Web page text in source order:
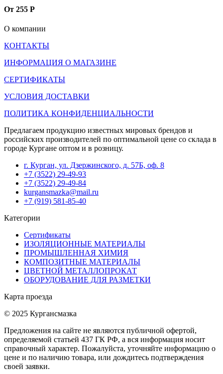
От 255 Р
О компании
КОНТАКТЫ
ИНФОРМАЦИЯ О МАГАЗИНЕ
СЕРТИФИКАТЫ
УСЛОВИЯ ДОСТАВКИ
ПОЛИТИКА КОНФИДЕНЦИАЛЬНОСТИ
Предлагаем продукцию известных мировых брендов и
российских производителей по оптимальной цене со склада в
городе Кургане оптом и в розницу.
г. Курган, ул. Дзержинского, д. 57Б, оф. 8
+7 (3522) 29-49-93
+7 (3522) 29-49-84
kurgansmazka@mail.ru
+7 (919) 581-85-40
Категории
Сертификаты
ИЗОЛЯЦИОННЫЕ МАТЕРИАЛЫ
ПРОМЫШЛЕННАЯ ХИМИЯ
КОМПОЗИТНЫЕ МАТЕРИАЛЫ
ЦВЕТНОЙ МЕТАЛЛОПРОКАТ
ОБОРУДОВАНИЕ ДЛЯ РАЗМЕТКИ
Карта проезда
© 2025 Кургансмазка
Предложения на сайте не являются публичной офертой,
определяемой статьей 437 ГК РФ, а вся информация носит
справочный характер. Пожалуйста, уточняйте информацию о
цене и по наличию товара, или дождитесь подтверждения
своей заявки.